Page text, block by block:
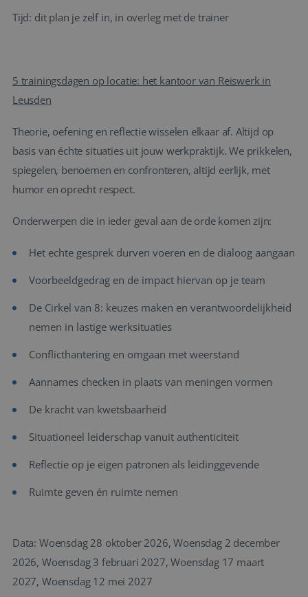
Tijd: dit plan je zelf in, in overleg met de trainer
5 trainingsdagen op locatie: het kantoor van Reiswerk in
Leusden
Theorie, oefening en reflectie wisselen elkaar af. Altijd op
basis van échte situaties uit jouw werkpraktijk. We prikkelen,
spiegelen, benoemen en confronteren, altijd eerlijk, met
humor en oprecht respect.
Onderwerpen die in ieder geval aan de orde komen zijn:
Het echte gesprek durven voeren en de dialoog aangaan
Voorbeeldgedrag en de impact hiervan op je team
De Cirkel van 8: keuzes maken en verantwoordelijkheid
nemen in lastige werksituaties
Conflicthantering en omgaan met weerstand
Aannames checken in plaats van meningen vormen
De kracht van kwetsbaarheid
Situationeel leiderschap vanuit authenticiteit
Reflectie op je eigen patronen als leidinggevende
Ruimte geven én ruimte nemen
Data: Woensdag 28 oktober 2026, Woensdag 2 december
2026, Woensdag 3 februari 2027, Woensdag 17 maart
2027, Woensdag 12 mei 2027